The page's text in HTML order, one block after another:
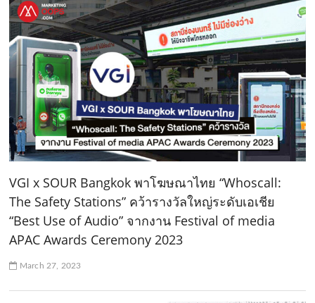
VGI x SOUR Bangkok พาโฆษณาไทย “Whoscall:
The Safety Stations” คว้ารางวัลใหญ่ระดับเอเชีย
“Best Use of Audio” จากงาน Festival of media
APAC Awards Ceremony 2023
March 27, 2023